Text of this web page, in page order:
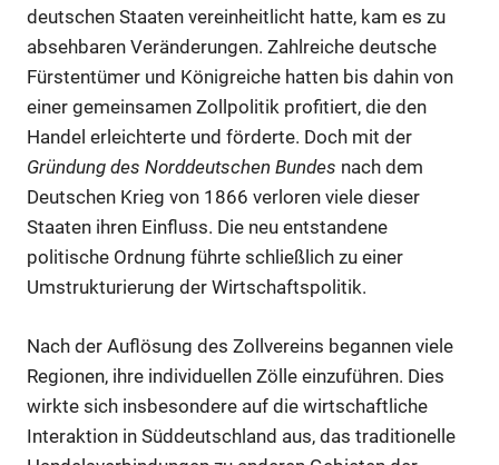
deutschen Staaten vereinheitlicht hatte, kam es zu
absehbaren Veränderungen. Zahlreiche deutsche
Fürstentümer und Königreiche hatten bis dahin von
einer gemeinsamen Zollpolitik profitiert, die den
Handel erleichterte und förderte. Doch mit der
Gründung des Norddeutschen Bundes nach dem
Deutschen Krieg von 1866 verloren viele dieser
Staaten ihren Einfluss. Die neu entstandene
politische Ordnung führte schließlich zu einer
Umstrukturierung der Wirtschaftspolitik.
Nach der Auflösung des Zollvereins begannen viele
Regionen, ihre individuellen Zölle einzuführen. Dies
wirkte sich insbesondere auf die wirtschaftliche
Interaktion in Süddeutschland aus, das traditionelle